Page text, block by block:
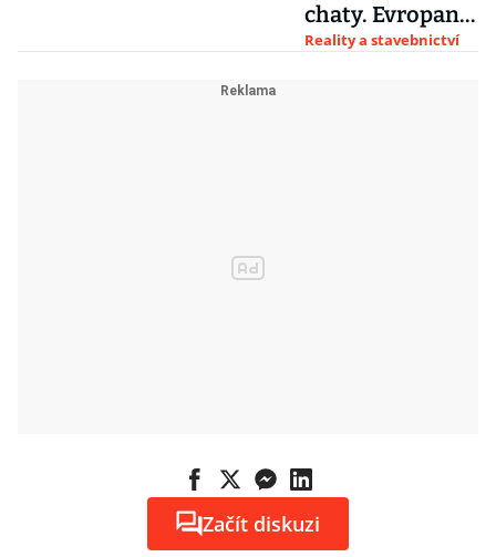
chaty. Evropané
začínají
Reality a stavebnictví
Začít diskuzi